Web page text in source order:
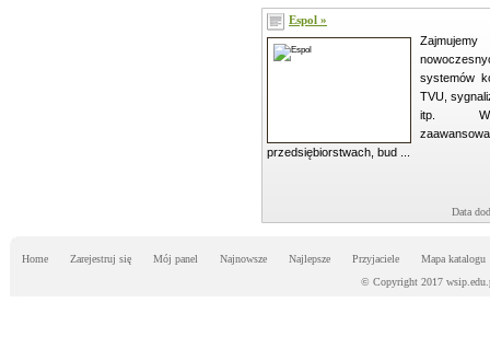
Espol »
systemów
TVU,
itp.
przedsiębiorstwach, bud ...
Data
Home Zarejestruj się Mój panel Najnowsze Najlepsze Przyjaciele
Mapa katalogu
© Copyright 2017